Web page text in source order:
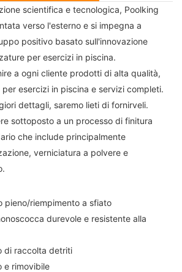
scientifica e tecnologica, Poolking
verso l'esterno e si impegna a
positivo basato sull'innovazione
per esercizi in piscina.
a ogni cliente prodotti di alta qualità,
esercizi in piscina e servizi completi.
dettagli, saremo lieti di fornirveli.
sottoposto a un processo di finitura
che include principalmente
verniciatura a polvere e
pieno/riempimento a sfiato
durevole e resistente alla
di raccolta detriti
e rimovibile